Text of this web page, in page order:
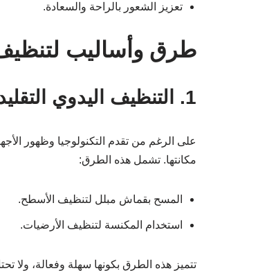
تعزيز الشعور بالراحة والسعادة.
طرق وأساليب
1. التنظيف اليدوي التقليدي
على الرغم من تقدم التكنولوجيا وظهور
مكانتها. تشمل هذه الطرق:
المسح بقماش مبلل لتنظيف الأسطح.
استخدام المكنسة لتنظيف الأرضيات.
تتميز هذه الطرق بكونها سهلة وفعالة، ولا